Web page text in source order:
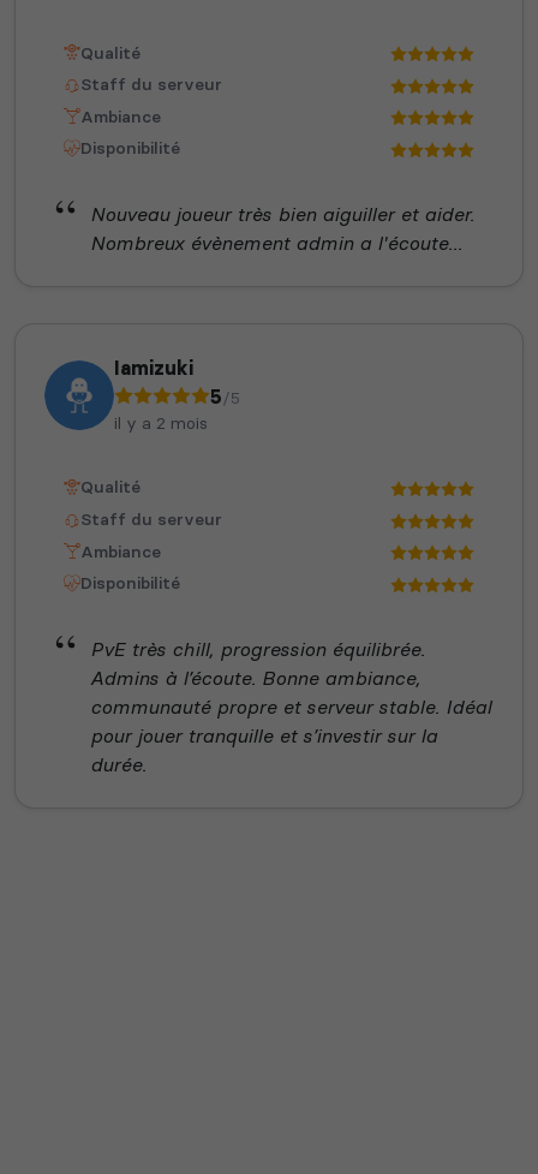
Qualité
Staff du serveur
Ambiance
Disponibilité
Nouveau joueur très bien aiguiller et aider.
Nombreux évènement admin a l'écoute...
Iamizuki
5/5
il y a 2 mois
Qualité
Staff du serveur
Ambiance
Disponibilité
PvE très chill, progression équilibrée.
Admins à l’écoute. Bonne ambiance,
communauté propre et serveur stable. Idéal
pour jouer tranquille et s’investir sur la
durée.